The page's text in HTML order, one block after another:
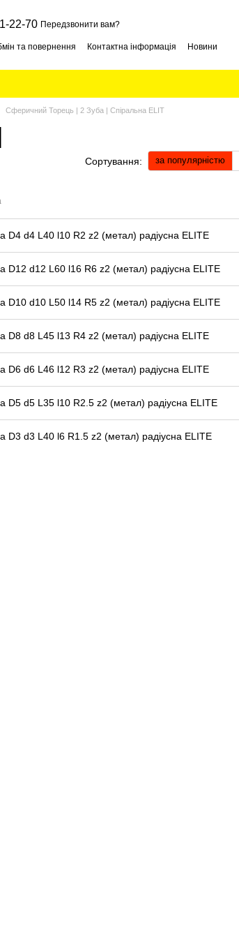
22-70 Передзвонити вам?
та повернення Контактна інформація Новини
Сферичний Торець | 2 Зуба | Спіральна ELIT
Сортування: за популярністю
D4 d4 L40 l10 R2 z2 (метал) радіусна ELITE
D12 d12 L60 l16 R6 z2 (метал) радіусна ELITE
D10 d10 L50 l14 R5 z2 (метал) радіусна ELITE
D8 d8 L45 l13 R4 z2 (метал) радіусна ELITE
D6 d6 L46 l12 R3 z2 (метал) радіусна ELITE
D5 d5 L35 l10 R2.5 z2 (метал) радіусна ELITE
D3 d3 L40 l6 R1.5 z2 (метал) радіусна ELITE